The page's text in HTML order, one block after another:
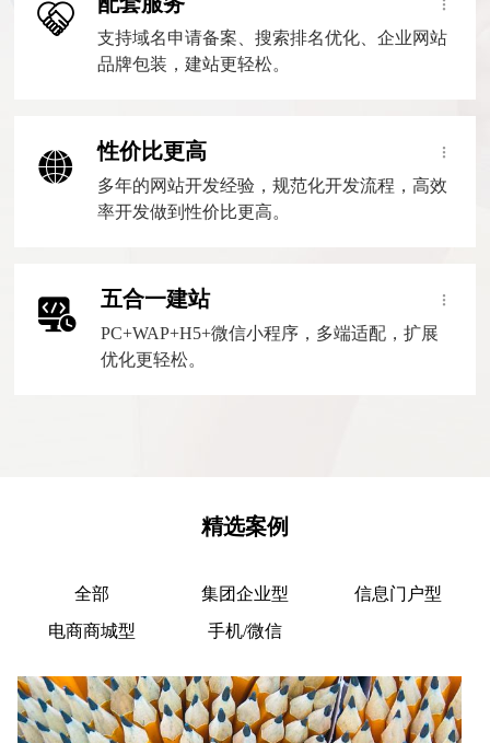
支持域名申请备案、搜索排名优化、企业网站
品牌包装，建站更轻松。
性价比更高
多年的网站开发经验，规范化开发流程，高效
率开发做到性价比更高。
五合一建站
PC+WAP+H5+微信小程序，多端适配，扩展
优化更轻松。
精选案例
全部 集团企业型
信息门户型
电商商城型
手机/微信